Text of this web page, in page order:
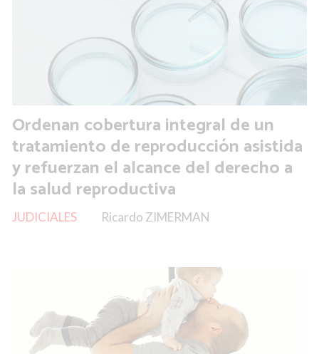
Ordenan cobertura integral de un
tratamiento de reproducción asistida
y refuerzan el alcance del derecho a
la salud reproductiva
Ricardo ZIMERMAN
JUDICIALES